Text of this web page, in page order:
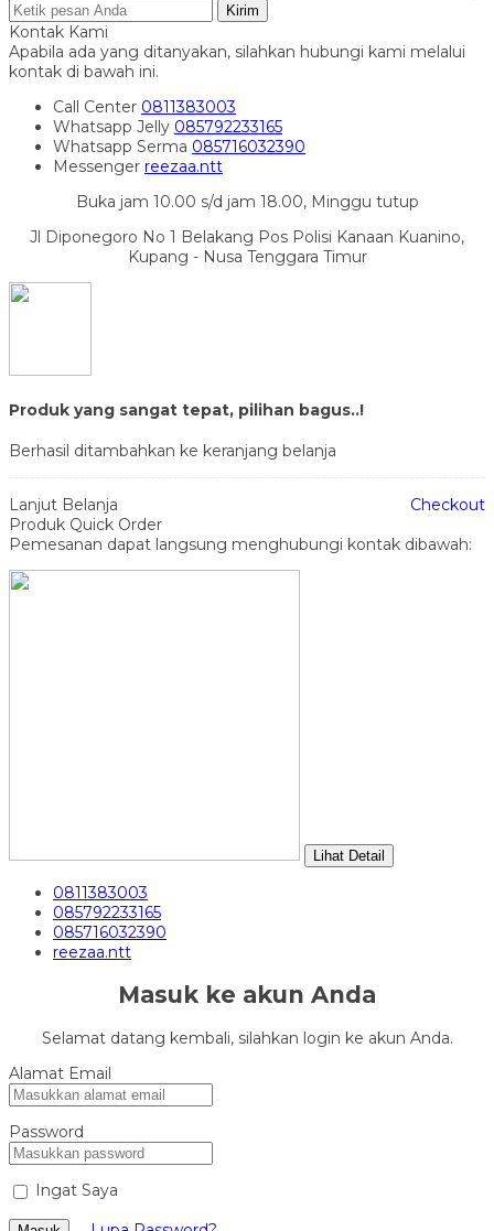
Kirim
Kontak Kami
Apabila ada yang ditanyakan, silahkan hubungi kami melalui
kontak di bawah ini.
Call Center 0811383003
Whatsapp Jelly 085792233165
Whatsapp Serma 085716032390
Messenger reezaa.ntt
Buka jam 10.00 s/d jam 18.00, Minggu tutup
Jl Diponegoro No 1 Belakang Pos Polisi Kanaan Kuanino,
Kupang - Nusa Tenggara Timur
Produk yang sangat tepat, pilihan bagus..!
Berhasil ditambahkan ke keranjang belanja
Lanjut Belanja
Checkout
Produk Quick Order
Pemesanan dapat langsung menghubungi kontak dibawah:
Lihat Detail
0811383003
085792233165
085716032390
reezaa.ntt
Masuk ke akun Anda
Selamat datang kembali, silahkan login ke akun Anda.
Alamat Email
Password
Ingat Saya